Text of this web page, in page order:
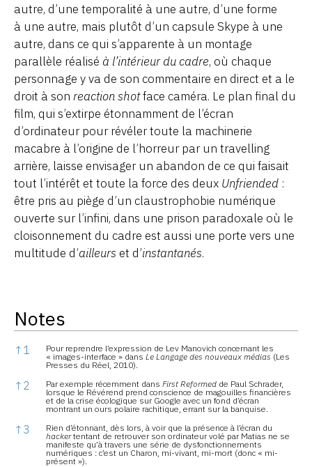
autre, d’une temporalité à une autre, d’une forme
à une autre, mais plutôt d’un capsule Skype à une
autre, dans ce qui s’apparente à un montage
parallèle réalisé à l’intérieur du cadre, où chaque
personnage y va de son commentaire en direct et a le
droit à son reaction shotface caméra. Le plan final du
film, qui s’extirpe étonnamment de l’écran
d’ordinateur pour révéler toute la machinerie
macabre à l’origine de l’horreur par un travelling
arrière, laisse envisager un abandon de ce qui faisait
tout l’intérêt et toute la force des deux Unfriended :
être pris au piège d’un claustrophobie numérique
ouverte sur l’infini, dans une prison paradoxale où le
cloisonnement du cadre est aussi une porte vers une
multitude d’ailleurs et d’instantanés.
Notes
Notes
↑ 1
Pour reprendre l’expression de Lev Manovich concernant les
« images-interface » dans Le Langage des nouveaux médias (Les
Presses du Réel, 2010).
↑ 2 Par exemple récemment dans First Reformed de Paul Schrader,
lorsque le Révérend prend conscience de magouilles financières
et de la crise écologique sur Google avec un fond d’écran
montrant un ours polaire rachitique, errant sur la banquise.
↑ 3
Rien d’étonnant, dès lors, à voir que la présence à l’écran du
hackertentant de retrouver son ordinateur volé par Matias ne se
manifeste qu’à travers une série de dysfonctionnements
numériques : c’est un Charon, mi-vivant, mi-mort (donc « mi-
présent »).